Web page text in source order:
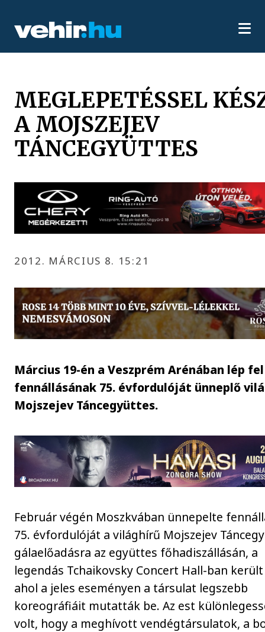
MEGLEPETÉSSEL
A MOJSZEJEV
TÁNCEGYÜTTES
2012. MÁRCIUS 8. 15:21
Március 19-én a Veszprém Arénában lép
fennállásának 75. évfordulóját ünneplő
Mojszejev Táncegyüttes.
Február végén Moszkvában ünnepelte
75. évfordulóját a világhírű Mojszejev
gálaelőadásra az együttes főhadiszállásán, a
legendás Tchaikovsky Concert Hall-ban került
ahol a jeles eseményen a társulat legszebb
koreográfiáit mutatták be. Az est
volt, hogy a meghívott vendégtársulatok, a